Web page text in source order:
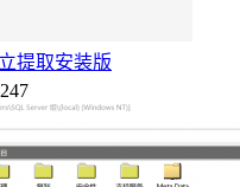
提取安装版